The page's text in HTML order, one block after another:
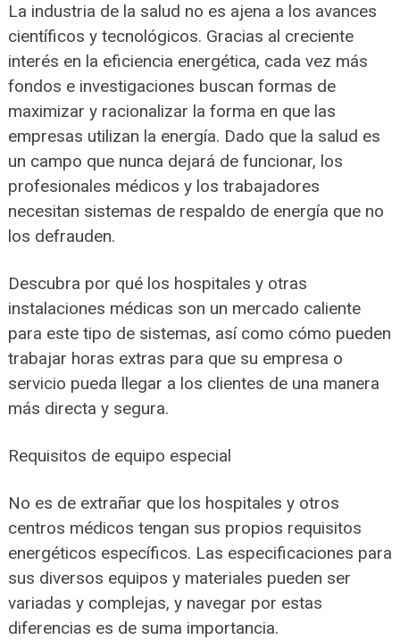
La industria de la salud no es ajena a los avances
científicos y tecnológicos. Gracias al creciente
interés en la eficiencia energética, cada vez más
fondos e investigaciones buscan formas de
maximizar y racionalizar la forma en que las
empresas utilizan la energía. Dado que la salud es
un campo que nunca dejará de funcionar, los
profesionales médicos y los trabajadores
necesitan sistemas de respaldo de energía que no
los defrauden.
Descubra por qué los hospitales y otras
instalaciones médicas son un mercado caliente
para este tipo de sistemas, así como cómo pueden
trabajar horas extras para que su empresa o
servicio pueda llegar a los clientes de una manera
más directa y segura.
Requisitos de equipo especial
No es de extrañar que los hospitales y otros
centros médicos tengan sus propios requisitos
energéticos específicos. Las especificaciones para
sus diversos equipos y materiales pueden ser
variadas y complejas, y navegar por estas
diferencias es de suma importancia.